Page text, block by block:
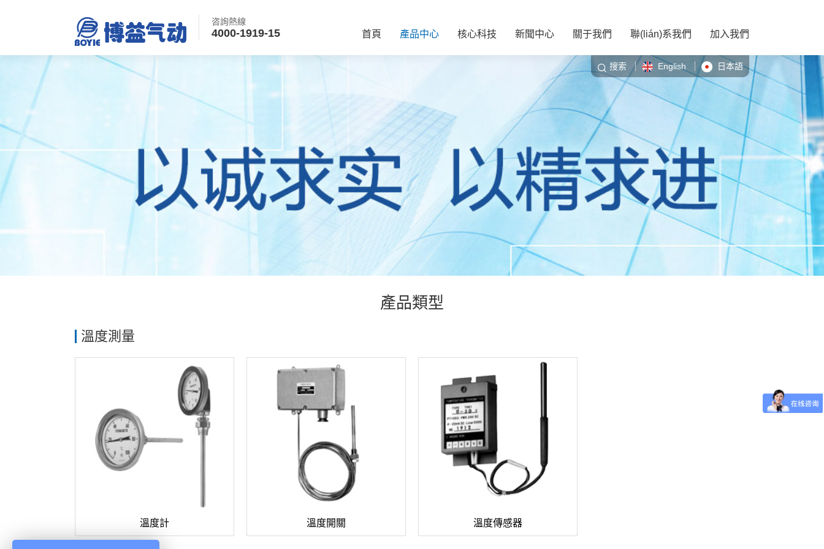
咨詢熱線
4000-1919-15 首頁 產品中心 核心科技 新聞中心 關于我們 聯(lián)系我們 加入我們
搜索 English 日本語
產品類型
溫度測量
溫度計 溫度開關 溫度傳感器